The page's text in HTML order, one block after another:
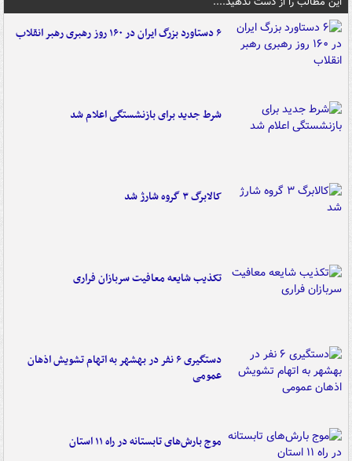
۶ دستاورد بزرگ ایران در ۱۶۰ روز رهبری رهبر انقلاب
شرط جدید برای بازنشستگی اعلام شد
کالابرگ ۳ گروه شارژ شد
تکذیب شایعه معافیت سربازان فراری
دستگیری ۶ نفر در بهشهر به اتهام تشویش اذهان
عمومی
موج بارش‌های تابستانه در راه ۱۱ استان